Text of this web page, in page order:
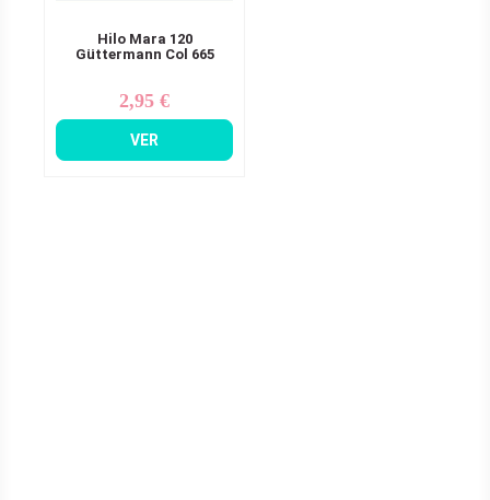
Hilo Mara 120
Güttermann Col 665
Precio
2,95 €
VER